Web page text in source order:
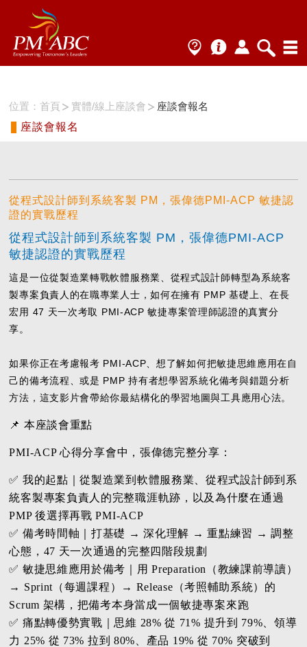
位置：首頁 實體/線上座談會
座談會報名
座談會報名
從程式設計師到系統客製 PM，張偉德PMI-ACP 敏捷認
證的實戰歷程
從程式設計師到系統客製 PM，張偉德PMI-ACP
敏捷認證的實戰歷程
這是一位從製造業轉戰軟體服務業、從程式設計師轉型為系統客
製專案負責人的在職專業人士，如何在擁有 PMP 基礎上、在長
宏用 47 天一次考取 PMI-ACP 敏捷專案管理師認證的真實分
享。
如果你正在考慮報考 PMI-ACP、想了解如何把敏捷思維應用在自
己的備考流程、或是 PMP 持有者想學習系統化備考與錯題分析
方法，這支影片會帶給你最結構化的學習地圖與工具應用心法。
📌 本座談會重點
PMI-ACP 心得分享會中，張偉德完整分享：
✅ 我的起點｜從製造業到軟體服務業、從程式設計師到系
統客製專案負責人的完整職涯軌跡，以及為什麼在通過
PMP 後選擇再戰 PMI-ACP
✅ 備考時間軸｜打基礎 → 深化理解 → 重點練習 → 調整
心態，47 天一次通過的完整四階段規劃
✅ 敏捷思維應用於備考｜用 Preparation（教練課前導讀）
→ Sprint（每週課程）→ Release（考照輔助系統）的
Scrum 架構，把備考本身當成一個敏捷專案來跑
✅ 痛點轉優勢實戰｜思維 28% 從 71% 提升到 79%、領導
力 25% 從 73% 拉到 80%、產品 19% 從 70% 突破到